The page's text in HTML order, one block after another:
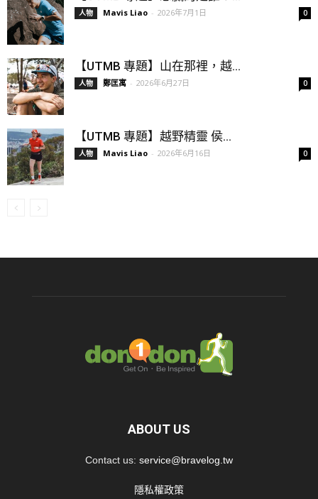
人物 Mavis Liao - 2026年7月1日 0
【UTMB 專題】山在那裡，越...
人物 鄭匡寓 - 2026年6月27日 0
【UTMB 專題】越野精靈 侯...
人物 Mavis Liao - 2026年6月16日 0
ABOUT US
Contact us: service@bravelog.tw
隱私權政策